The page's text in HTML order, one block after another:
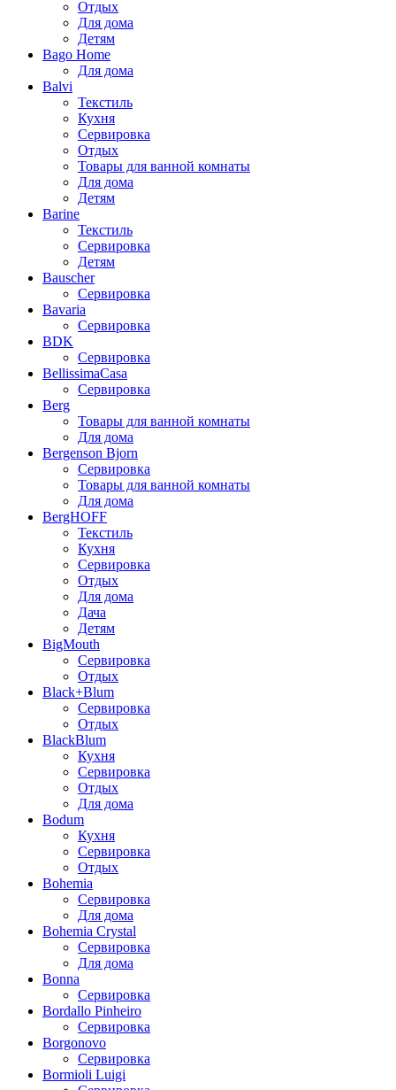
Отдых
Для дома
Детям
Bago Home
Для дома
Balvi
Текстиль
Кухня
Сервировка
Отдых
Товары для ванной комнаты
Для дома
Детям
Barine
Текстиль
Сервировка
Детям
Bauscher
Сервировка
Bavaria
Сервировка
BDK
Сервировка
BellissimaCasa
Сервировка
Berg
Товары для ванной комнаты
Для дома
Bergenson Bjorn
Сервировка
Товары для ванной комнаты
Для дома
BergHOFF
Текстиль
Кухня
Сервировка
Отдых
Для дома
Дача
Детям
BigMouth
Сервировка
Отдых
Black+Blum
Сервировка
Отдых
BlackBlum
Кухня
Сервировка
Отдых
Для дома
Bodum
Кухня
Сервировка
Отдых
Bohemia
Сервировка
Для дома
Bohemia Crystal
Сервировка
Для дома
Bonna
Сервировка
Bordallo Pinheiro
Сервировка
Borgonovo
Сервировка
Bormioli Luigi